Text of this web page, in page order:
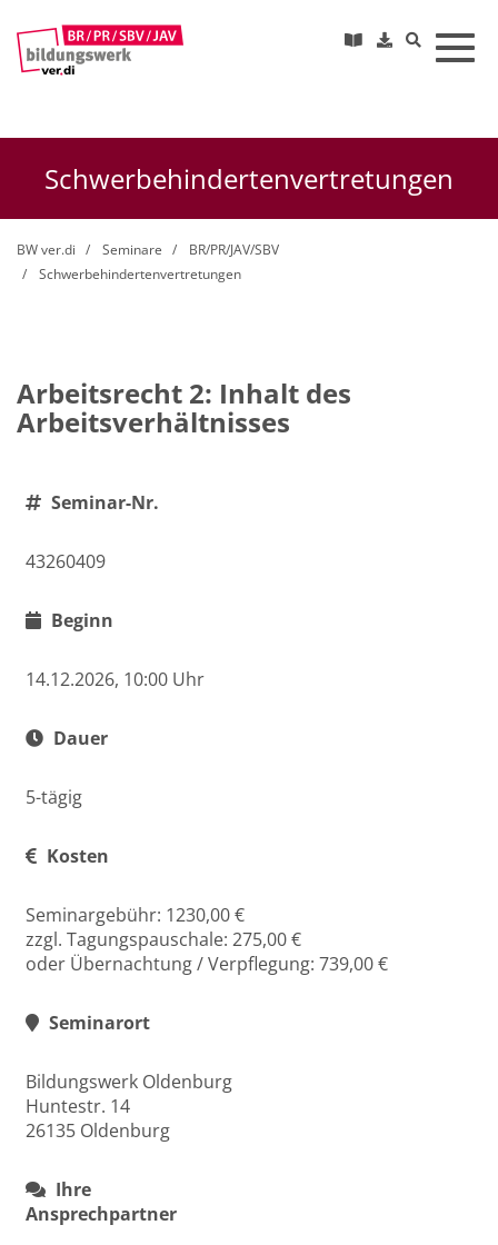
Schwerbehindertenvertretungen
BW ver.di Seminare
BR/PR/JAV/SBV
Schwerbehindertenvertretungen
Arbeitsrecht 2: Inhalt des
Arbeitsverhältnisses
Seminar-Nr.
43260409
Beginn
14.12.2026, 10:00 Uhr
Dauer
5-tägig
Kosten
Seminargebühr: 1230,00 €
zzgl. Tagungspauschale: 275,00 €
oder Übernachtung / Verpflegung: 739,00 €
Seminarort
Bildungswerk Oldenburg
Huntestr. 14
26135 Oldenburg
Ihre
Ansprechpartner